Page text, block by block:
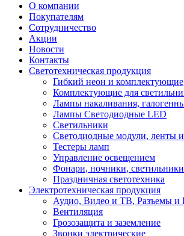
О компании
Покупателям
Сотрудничество
Акции
Новости
Контакты
Светотехническая продукция
Гибкий неон и комплектующие
Комплектующие для
Лампы накаливания,
Лампы Светодиодные LED
Светильники
Светодиодные модули, ленты
Тестеры ламп
Управление освещением
Фонари, ночники, светильники
Праздничная светотехника
Электротехническая продукция
Аудио, Видео и ТВ, Разъемы и
Вентиляция
Грозозащита и заземление
Звонки электрические